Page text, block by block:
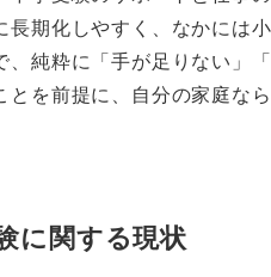
長期化しやすく、なかには
、純粋に「手が足りない」
とを前提に、自分の家庭な
に関する現状